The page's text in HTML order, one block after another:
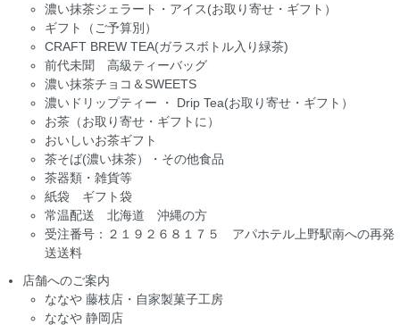
濃い抹茶ジェラート・アイス(お取り寄せ・ギフト）
ギフト（ご予算別）
CRAFT BREW TEA(ガラスボトル入り緑茶)
前代未聞 高級ティーバッグ
濃い抹茶チョコ＆SWEETS
濃いドリップティー ・ Drip Tea(お取り寄せ・ギフト）
お茶（お取り寄せ・ギフトに）
おいしいお茶ギフト
茶そば(濃い抹茶）・その他食品
茶器類・雑貨等
紙袋 ギフト袋
常温配送 北海道 沖縄の方
受注番号：２１９２６８１７５ アパホテル上野駅南への再発
送送料
店舗へのご案内
ななや 藤枝店・自家製菓子工房
ななや 静岡店